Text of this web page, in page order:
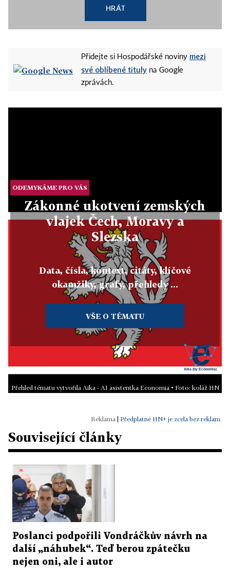
HRÁT
Přidejte si Hospodářské noviny mezi
své oblíbené tituly na Google
zprávách.
ODEMYKÁME PRO VÁS
Zákonné ukotvení zemských
vlajek Čech, Moravy a
Slezska
Data, čísla, kontext, citáty, klíčové
okamžiky, grafy, přehledy ...
VŠE O TÉMATU
Přehled tématu vytvořila Aika - AI asistentka Economia • Foto: koláž HN
Předplatné HN+ je zcela bez reklam.
Související články
Poslanci podpořili Vondráčkův návrh na
další „náhubek“. Teď berou zpátečku
nejen oni, ale i autor